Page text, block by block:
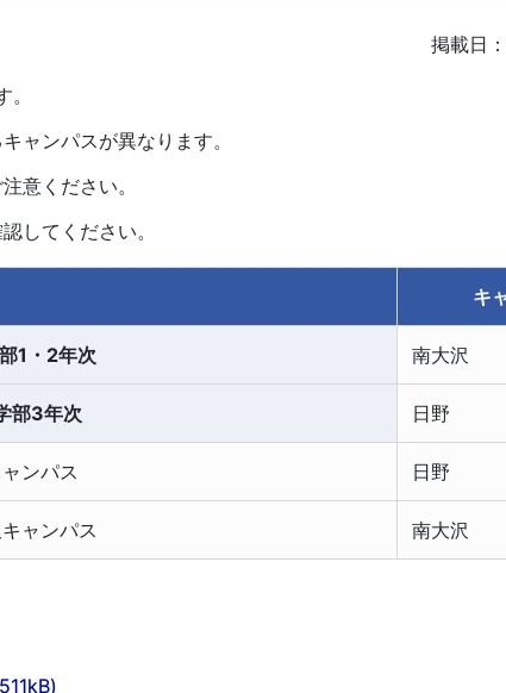
掲載日
ャンパスが異なります。
意ください。
してください。
キ
1・2年次 南大沢
部3年次 日野
ンパス 日野
ャンパス 南大沢
511kB)